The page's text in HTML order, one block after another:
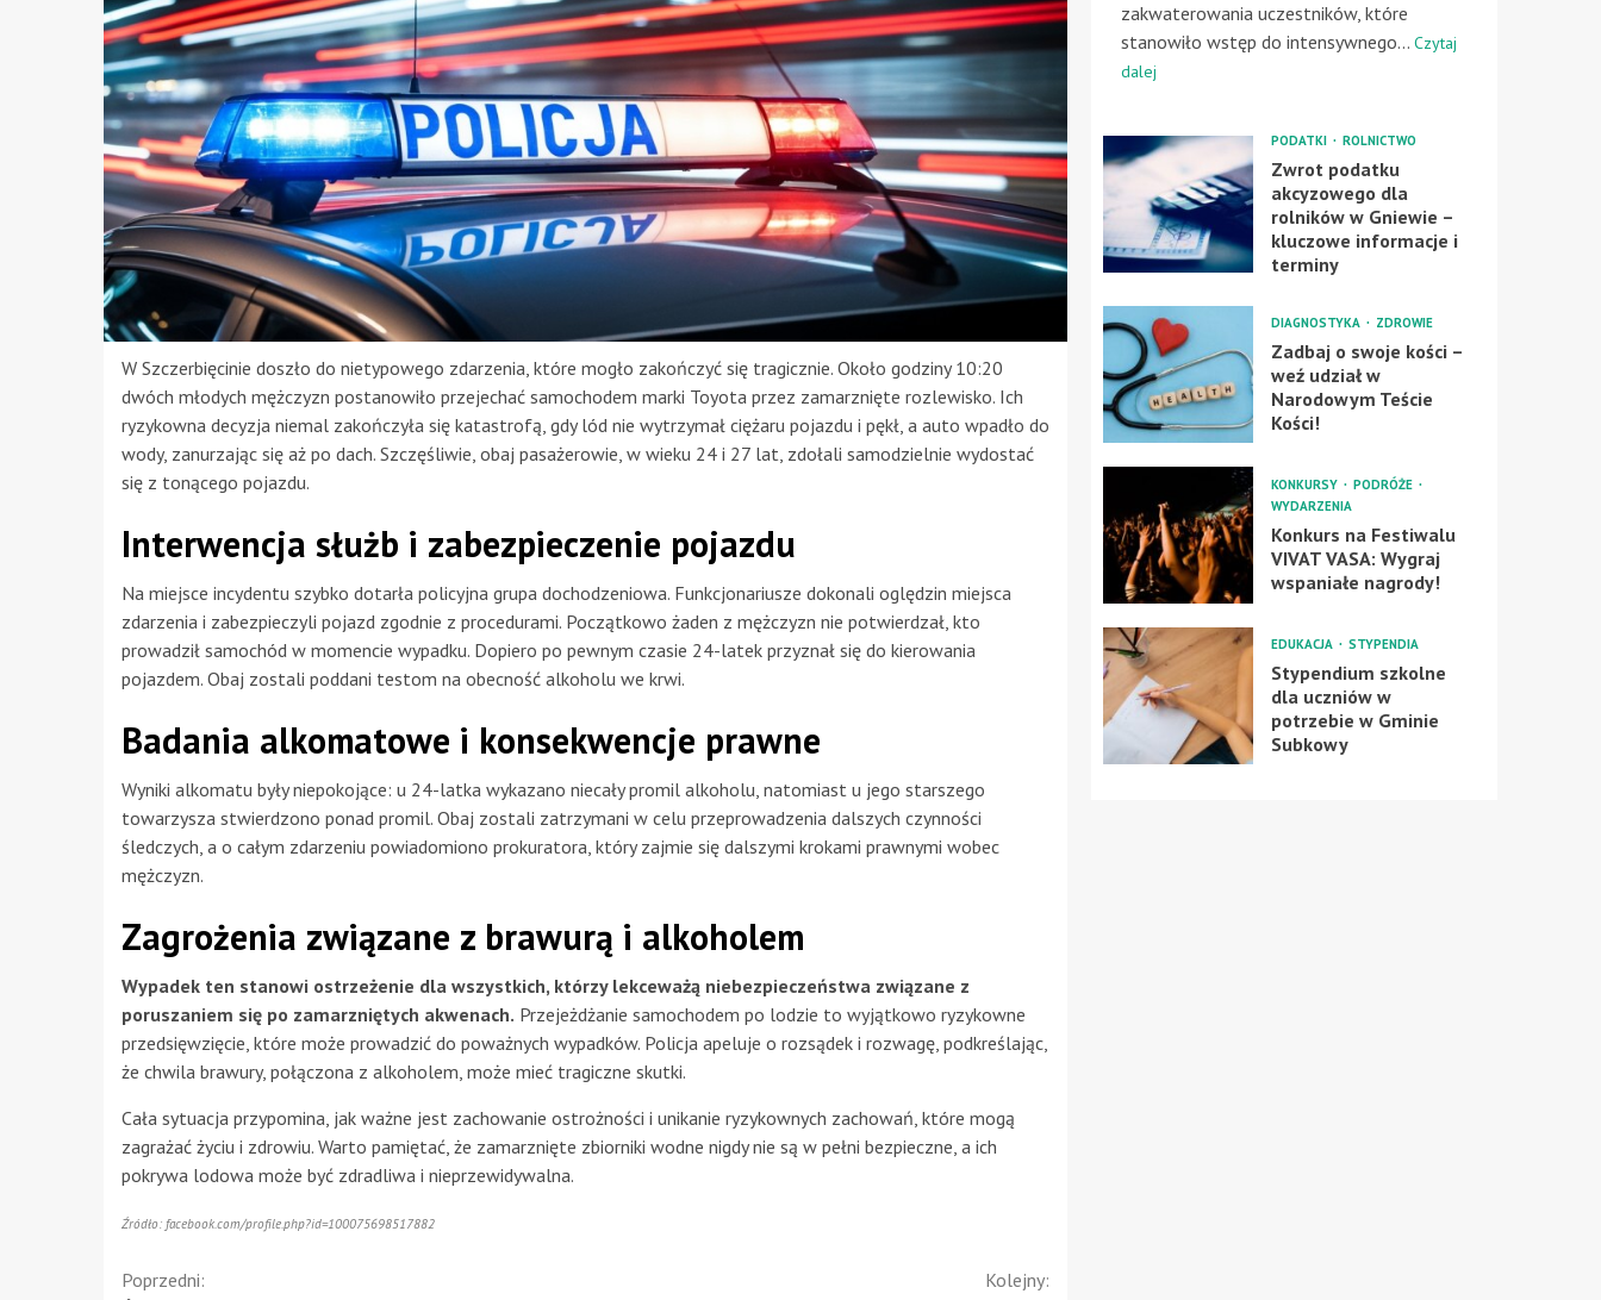
W Szczerbięcinie doszło do nietypowego zdarzenia, które mogło zakończyć się tragicznie. Około godziny 10:20
dwóch młodych mężczyzn postanowiło przejechać samochodem marki Toyota przez zamarznięte rozlewisko. Ich
ryzykowna decyzja niemal zakończyła się katastrofą, gdy lód nie wytrzymał ciężaru pojazdu i pękł, a auto wpadło do
wody, zanurzając się aż po dach. Szczęśliwie, obaj pasażerowie, w wieku 24 i 27 lat, zdołali samodzielnie wydostać
się z tonącego pojazdu.
Interwencja służb i zabezpieczenie pojazdu
Na miejsce incydentu szybko dotarła policyjna grupa dochodzeniowa. Funkcjonariusze dokonali oględzin miejsca
zdarzenia i zabezpieczyli pojazd zgodnie z procedurami. Początkowo żaden z mężczyzn nie potwierdzał, kto
prowadził samochód w momencie wypadku. Dopiero po pewnym czasie 24-latek przyznał się do kierowania
pojazdem. Obaj zostali poddani testom na obecność alkoholu we krwi.
Badania alkomatowe i konsekwencje prawne
Wyniki alkomatu były niepokojące: u 24-latka wykazano niecały promil alkoholu, natomiast u jego starszego
towarzysza stwierdzono ponad promil. Obaj zostali zatrzymani w celu przeprowadzenia dalszych czynności
śledczych, a o całym zdarzeniu powiadomiono prokuratora, który zajmie się dalszymi krokami prawnymi wobec
mężczyzn.
Zagrożenia związane z brawurą i alkoholem
Wypadek ten stanowi ostrzeżenie dla wszystkich, którzy lekceważą niebezpieczeństwa związane z
poruszaniem się po zamarzniętych akwenach. Przejeżdżanie samochodem po lodzie to wyjątkowo ryzykowne
przedsięwzięcie, które może prowadzić do poważnych wypadków. Policja apeluje o rozsądek i rozwagę, podkreślając,
że chwila brawury, połączona z alkoholem, może mieć tragiczne skutki.
Cała sytuacja przypomina, jak ważne jest zachowanie ostrożności i unikanie ryzykownych zachowań, które mogą
zagrażać życiu i zdrowiu. Warto pamiętać, że zamarznięte zbiorniki wodne nigdy nie są w pełni bezpieczne, a ich
pokrywa lodowa może być zdradliwa i nieprzewidywalna.
Źródło: facebook.com/profile.php?id=100075698517882
Continue
Poprzedni:
Kolejny:
zakwaterowania uczestników, które
stanowiło wstęp do intensywnego... Czytaj
dalej
PODATKI ROLNICTWO
Zwrot podatku
akcyzowego dla
rolników w Gniewie –
kluczowe informacje i
terminy
DIAGNOSTYKA ZDROWIE
Zadbaj o swoje kości –
weź udział w
Narodowym Teście
Kości!
KONKURSY
PODRÓŻE
WYDARZENIA
Konkurs na Festiwalu
VIVAT VASA: Wygraj
wspaniałe nagrody!
EDUKACJA STYPENDIA
Stypendium szkolne
dla uczniów w
potrzebie w Gminie
Subkowy